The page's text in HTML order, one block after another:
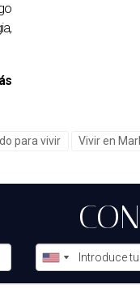
para vivir Vivir en